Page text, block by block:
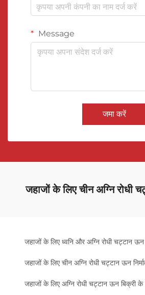
Message
जमा करें
जहाजों के लिए चीन अग्नि रोधी
जहाजों के लिए ध्वनि और अग्नि रोधी चट्टान ऊन
जहाजों के लिए चीन अग्नि रोधी चट्टान ऊन
जहाजों के लिए अग्नि रोधी चट्टान ऊन बिक्री के